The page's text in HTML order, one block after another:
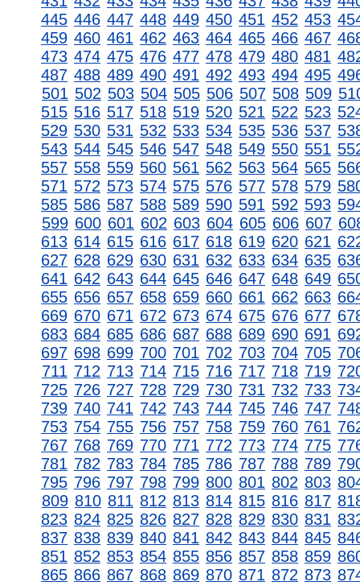
445 446 447 448 449 450 451 452 453
459 460 461 462 463 464 465 466 467
473 474 475 476 477 478 479 480 481
487 488 489 490 491 492 493 494 495
501 502 503 504 505 506 507 508 509
515 516 517 518 519 520 521 522 523
529 530 531 532 533 534 535 536 537
543 544 545 546 547 548 549 550 551
557 558 559 560 561 562 563 564 565
571 572 573 574 575 576 577 578 579
585 586 587 588 589 590 591 592 593
599 600 601 602 603 604 605 606 607
613 614 615 616 617 618 619 620 621
627 628 629 630 631 632 633 634 635
641 642 643 644 645 646 647 648 649
655 656 657 658 659 660 661 662 663
669 670 671 672 673 674 675 676 677
683 684 685 686 687 688 689 690 691
697 698 699 700 701 702 703 704 705
711 712 713 714 715 716 717 718 719
725 726 727 728 729 730 731 732 733
739 740 741 742 743 744 745 746 747
753 754 755 756 757 758 759 760 761
767 768 769 770 771 772 773 774 775
781 782 783 784 785 786 787 788 789
795 796 797 798 799 800 801 802 803
809 810 811 812 813 814 815 816 817
823 824 825 826 827 828 829 830 831
837 838 839 840 841 842 843 844 845
851 852 853 854 855 856 857 858 859
865 866 867 868 869 870 871 872 873